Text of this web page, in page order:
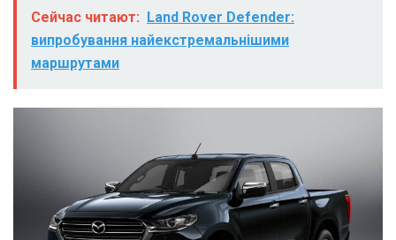
Сейчас читают: Land Rover Defender:
випробування найекстремальнішими
маршрутами